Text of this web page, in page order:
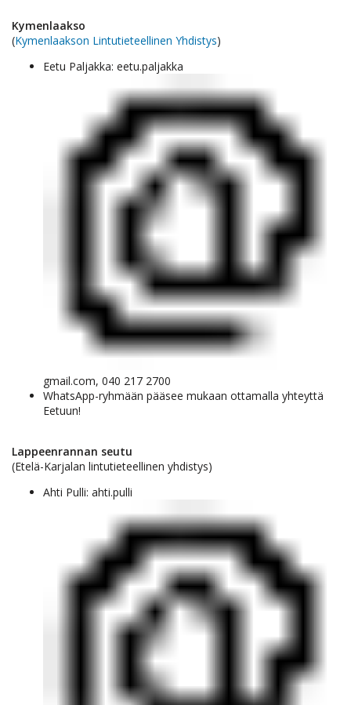
Kymenlaakso
(Kymenlaakson Lintutieteellinen Yhdistys)
Eetu Paljakka: eetu.paljakka
gmail.com, 040 217 2700
WhatsApp-ryhmään pääsee mukaan ottamalla yhteyttä
Eetuun!
Lappeenrannan seutu
(Etelä-Karjalan lintutieteellinen yhdistys)
Ahti Pulli: ahti.pulli